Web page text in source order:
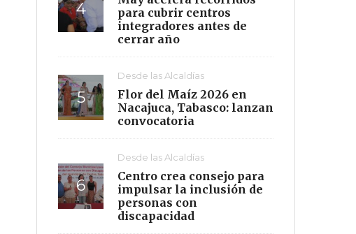
para cubrir centros
integradores antes de
cerrar año
Desde las Alcaldías
Flor del Maíz 2026 en
Nacajuca, Tabasco: lanzan
convocatoria
Desde las Alcaldías
Centro crea consejo para
impulsar la inclusión de
personas con
discapacidad